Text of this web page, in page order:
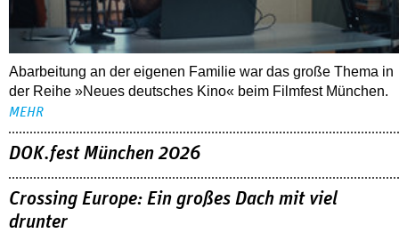
Abarbeitung an der eigenen Familie war das große Thema in
der Reihe »Neues deutsches Kino« beim Filmfest München.
MEHR
DOK.fest München 2026
Crossing Europe: Ein großes Dach mit viel
drunter